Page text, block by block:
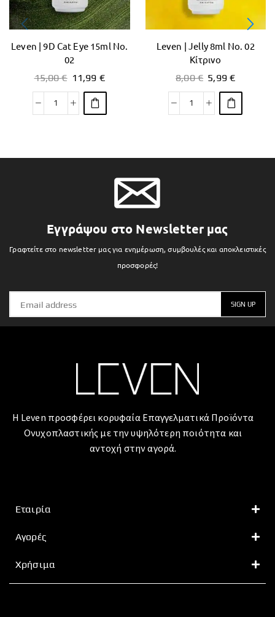
Leven | 9D Cat Eye 15ml No.
02
15,00€ 11,99 €
Leven | Jelly 8ml No. 02
Κίτρινο
8,00€ 5,99€
Εγγράψου στο Newsletter μας
Γραφτείτε στο newsletter μας για ενημέρωση, συμβουλές και αποκλειστικές
προσφορές!
Η Leven προσφέρει κορυφαία Επαγγελματικά Προϊόντα
Ονυχοπλαστικής με την υψηλότερη ποιότητα και
αντοχή στην αγορά.
Εταιρία
Αγορές
Χρήσιμα